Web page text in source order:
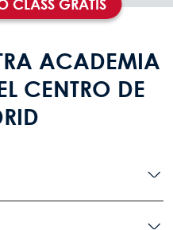
CLASS GRATIS
ACADEMIA
CENTRO DE